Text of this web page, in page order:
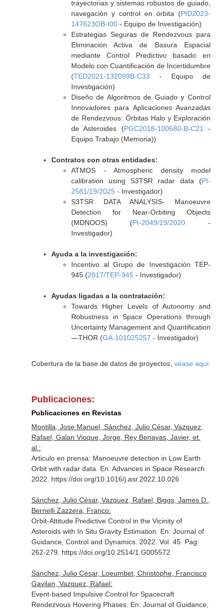
trayectorias y sistemas robustos de guiado,
navegación y control en órbita (PID2023-
147623OB-I00- Equipo de Investigación)
Estrategias Seguras de Rendezvous para
Eliminación Activa de Basura Espacial
mediante Control Predictivo basado en
Modelo con Cuantificación de Incertidumbre
(TED2021-132099B-C33 - Equipo de
Investigación)
Diseño de Algoritmos de Guiado y Control
Innovadores para Aplicaciones Avanzadas
de Rendezvous: Órbitas Halo y Exploración
de Asteroides (PGC2018-100680-B-C21
-
Equipo Trabajo (Memoria))
Contratos con otras entidades:
ATMOS - Atmospheric density model
calibration using S3TSR radar data (PI-
2581/19/2025- Investigador)
S3TSR DATA ANALYSIS- Manoeuvre
Detection for Near-Orbiting Objects
(MDNOOS) (PI-2049/19/2020 -
Investigador)
Ayuda a la investigación:
Incentivo al Grupo de Investigación TEP-
945 (2017/TEP-945- Investigador)
Ayudas ligadas a la contratación:
Towards Higher Levels of Autonomy and
Robustness in Space Operations through
Uncertainty Management and Quantification
—THOR (GA-101025257 - Investigador)
Cobertura de la base de datos de proyectos, véase aqui
Publicaciones:
Publicaciones en Revistas
Montilla, Jose Manuel, Sánchez, Julio César, Vazquez,
Rafael, Galan Vioque, Jorge, Rey Benayas, Javier, et.
al.:
Articulo en prensa: Manoeuvre detection in Low Earth
Orbit with radar data. En: Advances in Space Research
2022. https://doi.org/10.1016/j.asr.2022.10.026
Sánchez, Julio César, Vazquez, Rafael, Biggs, James D.,
Bernelli Zazzera, Franco:
Orbit-Attitude Predictive Control in the Vicinity of
Asteroids with In Situ Gravity Estimation. En: Journal of
Guidance, Control and Dynamics. 2022. Vol. 45. Pag.
262-279. https://doi.org/10.2514/1.G005572
Sánchez, Julio César, Loeumbet, Christophe, Francisco
Gavilan, Vazquez, Rafael:
Event-based Impulsive Control for Spacecraft
Rendezvous Hovering Phases. En: Journal of Guidance,